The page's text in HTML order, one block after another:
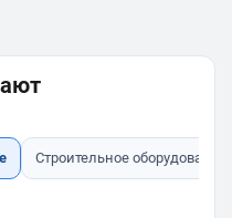
Строительное оборудование